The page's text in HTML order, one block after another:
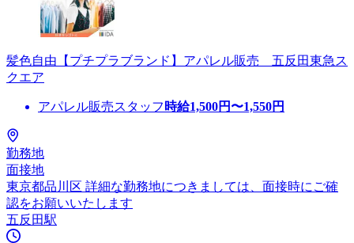
髪色自由【プチプラブランド】アパレル販売 五反田東急ス
クエア
アパレル販売スタッフ 時給1,500円〜1,550円
勤務地
面接地
東京都品川区 詳細な勤務地につきましては、面接時にご確
認をお願いいたします
五反田駅